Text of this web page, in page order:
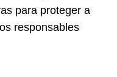
para proteger a
responsables